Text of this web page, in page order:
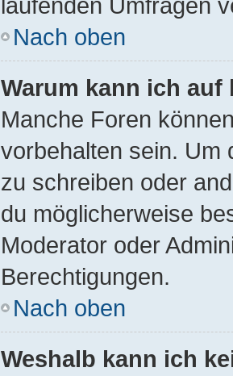
Nach oben
Warum kann ich
Manche Foren
vorbehalten sein. Um
zu schreiben oder
du möglicherweise
Moderator oder
Berechtigungen.
Nach oben
Weshalb kann ich